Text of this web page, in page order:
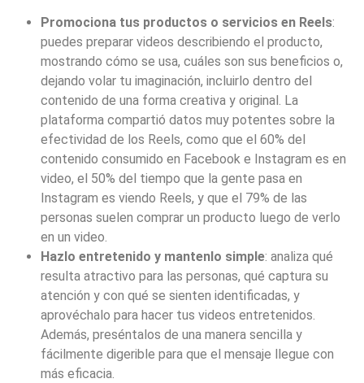
Promociona tus productos o servicios en Reels:
puedes preparar videos describiendo el producto,
mostrando cómo se usa, cuáles son sus beneficios o,
dejando volar tu imaginación, incluirlo dentro del
contenido de una forma creativa y original. La
plataforma compartió datos muy potentes sobre la
efectividad de los Reels, como que el 60% del
contenido consumido en Facebook e Instagram es en
video, el 50% del tiempo que la gente pasa en
Instagram es viendo Reels, y que el 79% de las
personas suelen comprar un producto luego de verlo
en un video.
Hazlo entretenido y mantenlo simple: analiza qué
resulta atractivo para las personas, qué captura su
atención y con qué se sienten identificadas, y
aprovéchalo para hacer tus videos entretenidos.
Además, preséntalos de una manera sencilla y
fácilmente digerible para que el mensaje llegue con
más eficacia.